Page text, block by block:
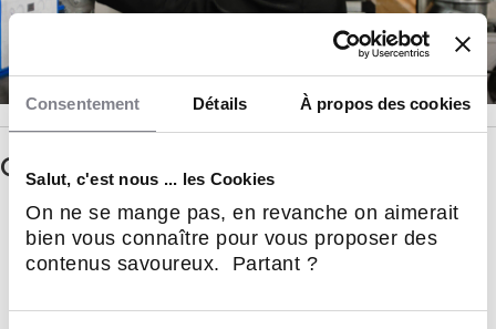
Consentement Détails À propos des cookies
Salut, c'est nous ... les Cookies
On ne se mange pas, en revanche on aimerait
bien vous connaître pour vous proposer des
contenus savoureux. Partant ?
Questions principales
Les points forts
Profils recherchés